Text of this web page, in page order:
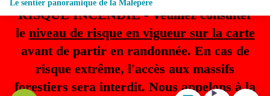
RISQUE INCENDIE - Veuillez consulter
le niveau de risque en vigueur sur la carte
avant de partir en randonnée. En cas de
risque extrême, l'accès aux massifs
forestiers sera interdit. Nous appelons à la
Le sentier panoramique de la Malepère